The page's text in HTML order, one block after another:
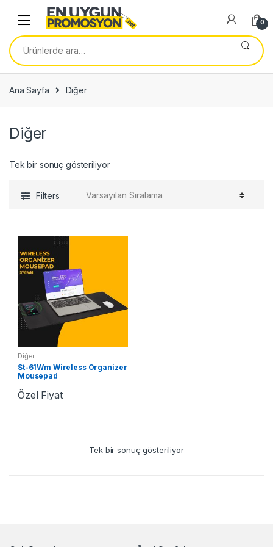
navigation
content
0
Ara:
Ana Sayfa Diğer
Diğer
Tek bir sonuç gösteriliyor
Filters
Diğer
St-61Wm Wireless Organizer
Mousepad
Özel Fiyat
Tek bir sonuç gösteriliyor